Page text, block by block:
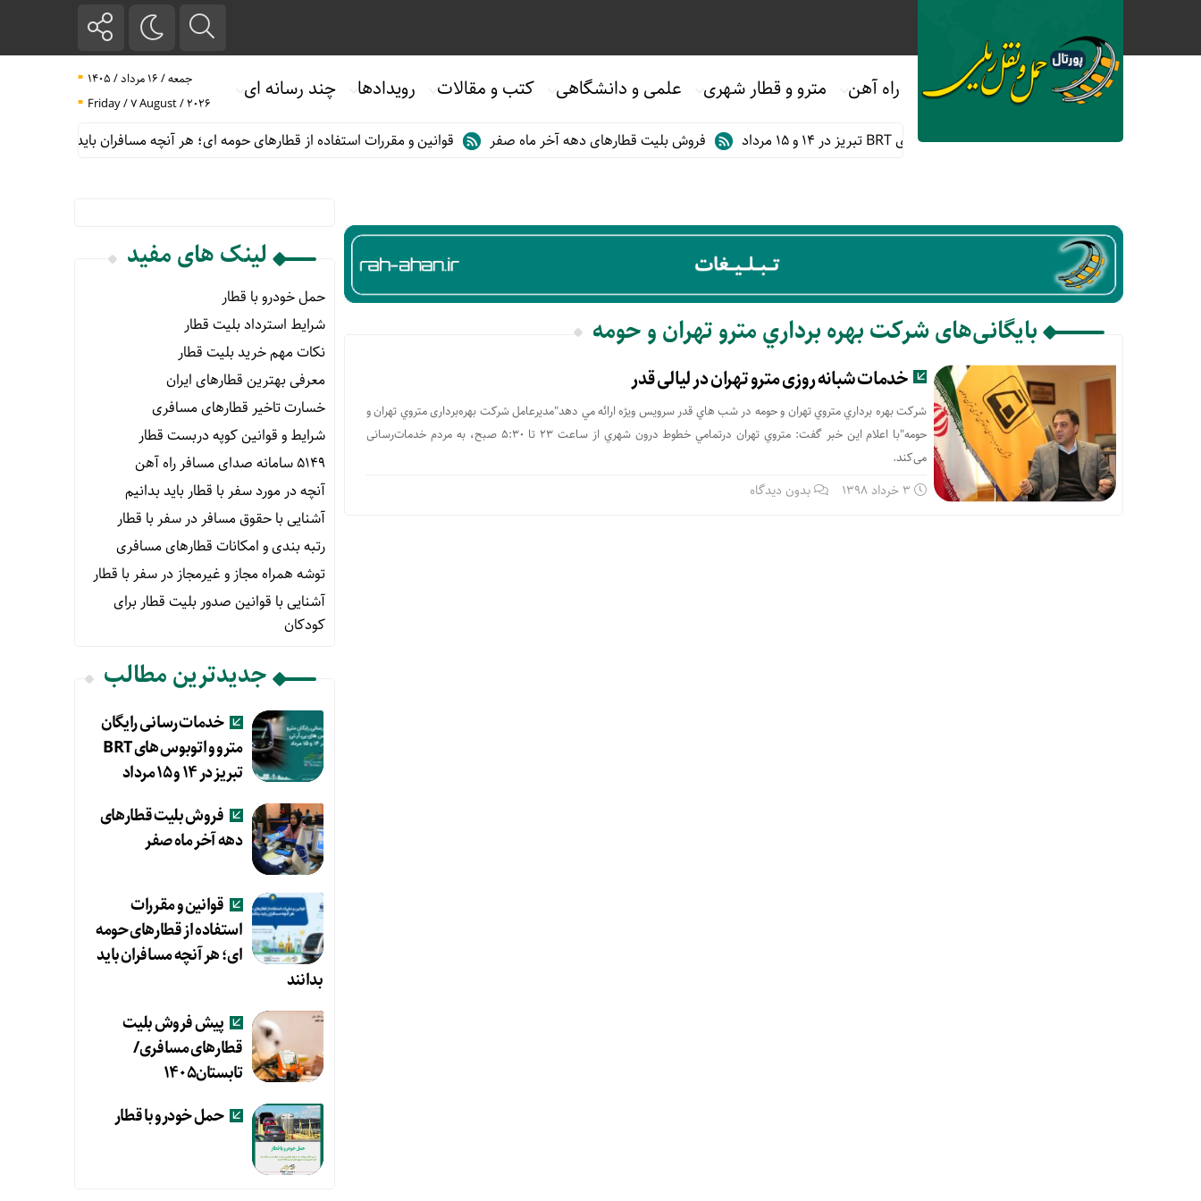
راه آهن مترو و قطار شهری علمی و دانشگاهی کتب و مقالات رویدادها چند رسانه ای
جمعه / ۱۶ مرداد / ۱۴۰۵
Friday / 7 August / 2026
خدمات رسانی رایگان مترو و اتوبوس های BRT تبریز در ۱۴ و ۱۵ مرداد فروش بلیت قطارهای دهه آخر ماه صفر قوانین و مقررات استفاده از قطارهای حومه ای؛ هر آنچه مسافران باید بدانند
بایگانی‌های شركت بهره برداري مترو تهران و حومه
خدمات شبانه روزی مترو تهران در لیالی قدر
شركت بهره برداري متروي تهران و حومه در شب هاي قدر سرویس ویژه ارائه مي دهد"مدیرعامل شرکت بهره‌برداری متروي تهران و
حومه"با اعلام اين خبر گفت: متروي تهران درتمامي خطوط درون شهري از ساعت ۲۳ تا ۵:۳۰ صبح، به مردم خدمات‌رسانی
می‌كند.
3 خرداد 1398 بدون دیدگاه
لینک های مفید
حمل خودرو با قطار
شرایط استرداد بلیت قطار
نکات مهم خرید بلیت قطار
معرفی بهترین قطارهای ایران
خسارت تاخیر قطارهای مسافری
شرایط و قوانین کوپه دربست قطار
۵۱۴۹ سامانه صدای مسافر راه آهن
آنچه در مورد سفر با قطار باید بدانیم
آشنایی با حقوق مسافر در سفر با قطار
رتبه بندی و امکانات قطارهای مسافری
توشه همراه مجاز و غیرمجاز در سفر با قطار
آشنایی با قوانین صدور بلیت قطار برای
کودکان
جدیدترین مطالب
خدمات رسانی رایگان
مترو و اتوبوس های BRT
تبریز در ۱۴ و ۱۵ مرداد
فروش بلیت قطارهای
دهه آخر ماه صفر
قوانین و مقررات
استفاده از قطارهای حومه
ای؛ هر آنچه مسافران باید
بدانند
پیش فروش بلیت
قطارهای مسافری/
تابستان۱۴۰۵
حمل خودرو با قطار